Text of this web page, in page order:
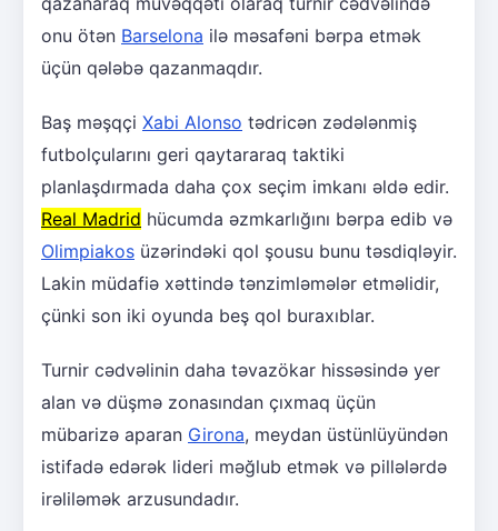
onu ötən Barselona ilə məsafəni bərpa etmək
üçün qələbə qazanmaqdır.
Baş məşqçi Xabi Alonso tədricən zədələnmiş
futbolçularını geri qaytararaq taktiki
planlaşdırmada daha çox seçim imkanı əldə edir.
Real Madrid hücumda əzmkarlığını bərpa edib və
Olimpiakos üzərindəki qol şousu bunu təsdiqləyir.
Lakin müdafiə xəttində tənzimləmələr etməlidir,
çünki son iki oyunda beş qol buraxıblar.
Turnir cədvəlinin daha təvazökar hissəsində yer
alan və düşmə zonasından çıxmaq üçün
mübarizə aparan Girona, meydan üstünlüyündən
istifadə edərək lideri məğlub etmək və pillələrdə
irəliləmək arzusundadır.